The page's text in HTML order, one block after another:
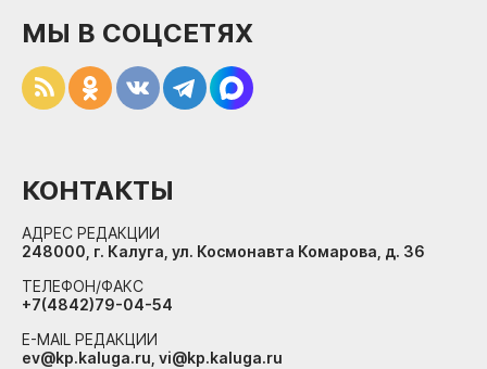
МЫ В СОЦСЕТЯХ
КОНТАКТЫ
АДРЕС РЕДАКЦИИ
248000, г. Калуга, ул. Космонавта Комарова, д. 36
ТЕЛЕФОН/ФАКС
+7(4842)79-04-54
E-MAIL РЕДАКЦИИ
ev@kp.kaluga.ru, vi@kp.kaluga.ru